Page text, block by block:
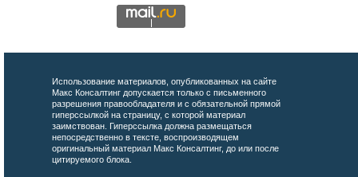
Использование материалов, опубликованных на сайте
Макс Консалтинг допускается только с письменного
разрешения правообладателя и с обязательной прямой
гиперссылкой на страницу, с которой материал
заимствован. Гиперссылка должна размещаться
непосредственно в тексте, воспроизводящем
оригинальный материал Макс Консалтинг, до или после
цитируемого блока.